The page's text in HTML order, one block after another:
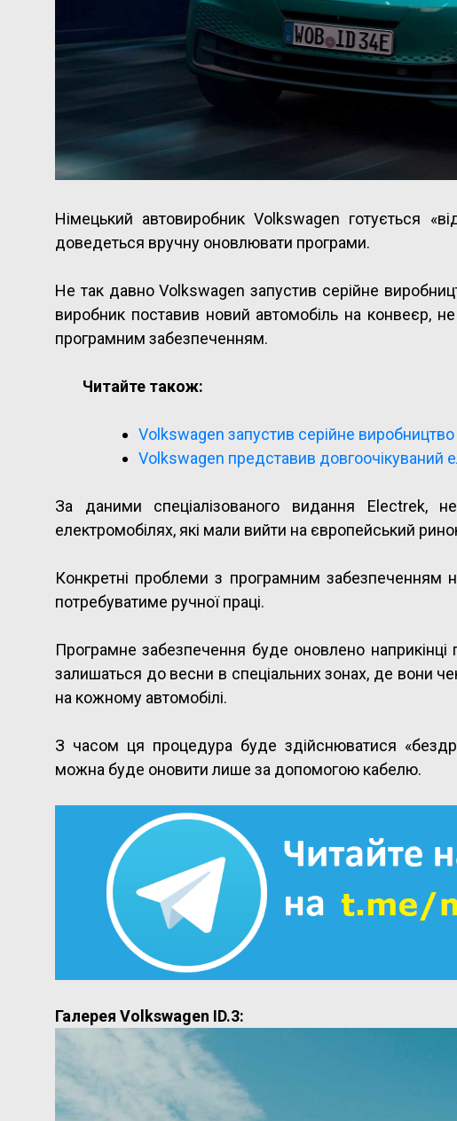
Німецький автовиробник Volkswagen готується
доведеться вручну оновлювати програми.
Не так давно Volkswagen запустив серійне
виробник поставив новий автомобіль на конвеєр,
програмним забезпеченням.
Читайте також:
Volkswagen запустив серійне виробництво
Volkswagen представив довгоочікуваний
За даними спеціалізованого видання Electrek,
електромобілях, які мали вийти на європейський
Конкретні проблеми з програмним забезпеченням
потребуватиме ручної праці.
Програмне забезпечення буде оновлено наприкінці
залишаться до весни в спеціальних зонах, де вони
на кожному автомобілі.
З часом ця процедура буде здійснюватися
можна буде оновити лише за допомогою кабелю.
Галерея Volkswagen ID.3: